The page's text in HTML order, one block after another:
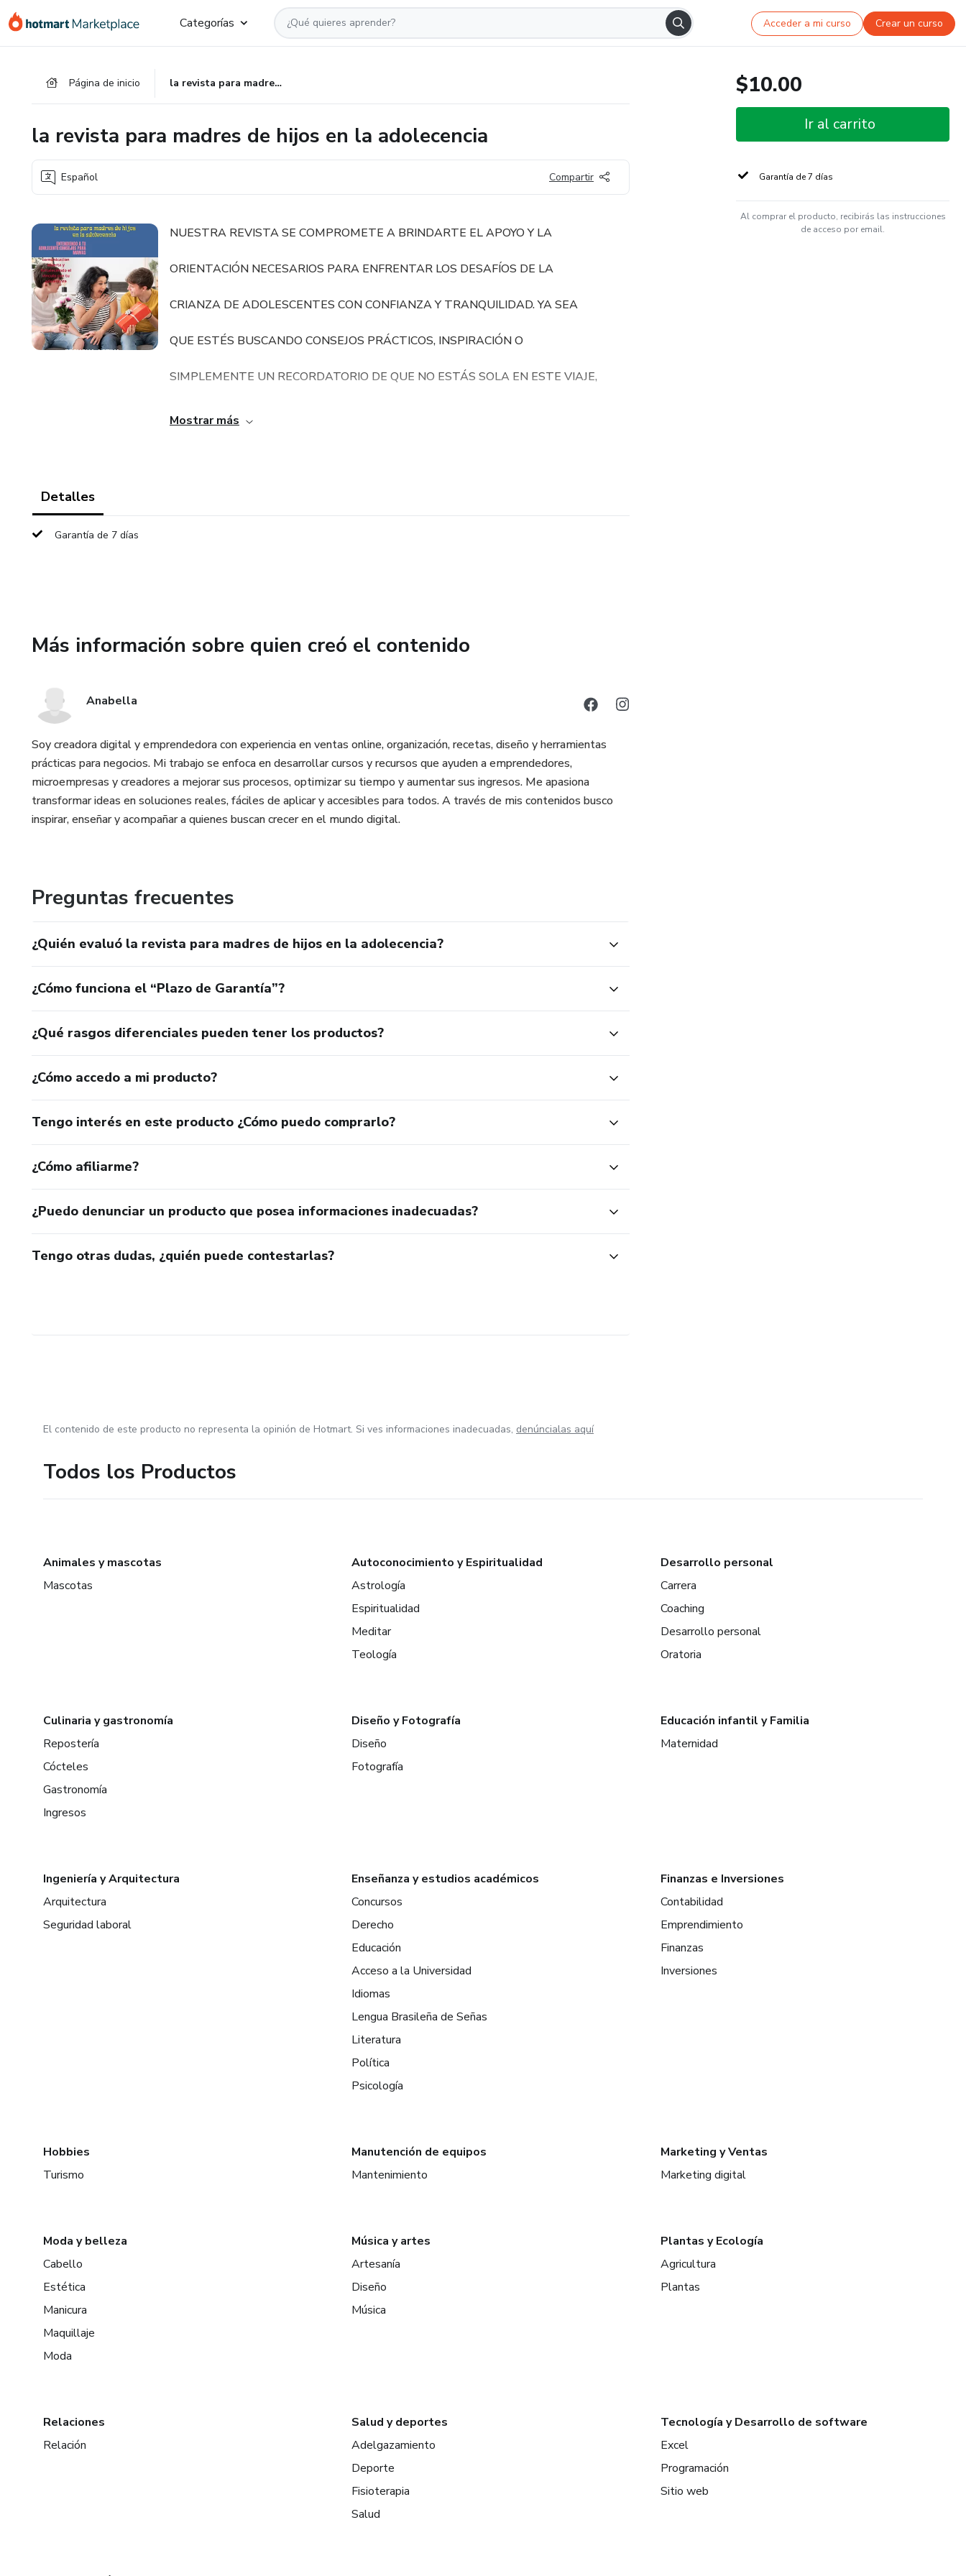
Categorías Acceder a mi curso Crear un curso
Página de inicio la revista para madres de hijos en la adolecencia
la revista para madres de hijos en la adolecencia
Español Compartir
NUESTRA REVISTA SE COMPROMETE A BRINDARTE EL APOYO Y LA
ORIENTACIÓN NECESARIOS PARA ENFRENTAR LOS DESAFÍOS DE LA
CRIANZA DE ADOLESCENTES CON CONFIANZA Y TRANQUILIDAD. YA SEA
QUE ESTÉS BUSCANDO CONSEJOS PRÁCTICOS, INSPIRACIÓN O
SIMPLEMENTE UN RECORDATORIO DE QUE NO ESTÁS SOLA EN ESTE VIAJE,
"MAMÁ Y ADOLESCENTE" ESTÁ AQUÍ PARA ACOMPAÑARTE EN CADA PASO
CRECIMIENTO Y EL BIENESTAR DE SUS HIJOS ADOLESCENTES. ¡DESCUBRE
Mostrar más
Detalles
Garantía de 7 días
Más información sobre quien creó el contenido
Anabella
Soy creadora digital y emprendedora con experiencia en ventas online, organización, recetas, diseño y herramientas
prácticas para negocios. Mi trabajo se enfoca en desarrollar cursos y recursos que ayuden a emprendedores,
microempresas y creadores a mejorar sus procesos, optimizar su tiempo y aumentar sus ingresos. Me apasiona
transformar ideas en soluciones reales, fáciles de aplicar y accesibles para todos. A través de mis contenidos busco
inspirar, enseñar y acompañar a quienes buscan crecer en el mundo digital.
Preguntas frecuentes
¿Quién evaluó la revista para madres de hijos en la adolecencia?
¿Cómo funciona el “Plazo de Garantía”?
¿Qué rasgos diferenciales pueden tener los productos?
¿Cómo accedo a mi producto?
Tengo interés en este producto ¿Cómo puedo comprarlo?
¿Cómo afiliarme?
¿Puedo denunciar un producto que posea informaciones inadecuadas?
Tengo otras dudas, ¿quién puede contestarlas?
$10.00
Ir al carrito
Garantía de 7 días
Al comprar el producto, recibirás las instrucciones
de acceso por email.
El contenido de este producto no representa la opinión de Hotmart. Si ves informaciones inadecuadas, denúncialas aquí
Todos los Productos
Animales y mascotas
Mascotas
Autoconocimiento y Espiritualidad
Astrología
Espiritualidad
Meditar
Teología
Desarrollo personal
Carrera
Coaching
Desarrollo personal
Oratoria
Culinaria y gastronomía
Repostería
Cócteles
Gastronomía
Ingresos
Diseño y Fotografía
Diseño
Fotografía
Educación infantil y Familia
Maternidad
Ingeniería y Arquitectura
Arquitectura
Seguridad laboral
Enseñanza y estudios académicos
Concursos
Derecho
Educación
Acceso a la Universidad
Idiomas
Lengua Brasileña de Señas
Literatura
Política
Psicología
Finanzas e Inversiones
Contabilidad
Emprendimiento
Finanzas
Inversiones
Hobbies
Turismo
Manutención de equipos
Mantenimiento
Marketing y Ventas
Marketing digital
Moda y belleza
Cabello
Estética
Manicura
Maquillaje
Moda
Música y artes
Artesanía
Diseño
Música
Plantas y Ecología
Agricultura
Plantas
Relaciones
Relación
Salud y deportes
Adelgazamiento
Deporte
Fisioterapia
Salud
Tecnología y Desarrollo de software
Excel
Programación
Sitio web